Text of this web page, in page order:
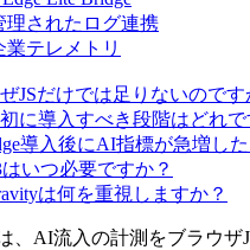
理されたログ連携
業テレメトリ
JSだけでは足りないのです
に導入すべき段階はどれで
導入後にAI指標が急増し
いつ必要ですか？
は何を重視しますか？
、AI流入の計測をブラウザ